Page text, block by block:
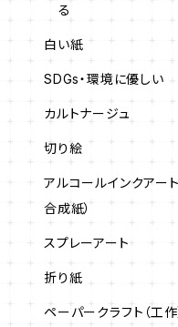
る
白い紙
SDGs・環境に優しい
カルトナージュ
切り絵
アルコールインクアート
合成紙）
スプレーアート
折り紙
ペーパークラフト（工作